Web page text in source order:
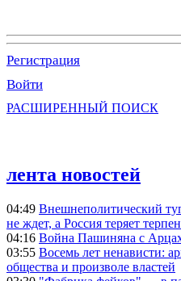
Регистрация
Войти
РАСШИРЕННЫЙ ПОИСК
лента новостей
04:49 Внешнеполитический
не ждет, а Россия теряет
04:16 Война Пашиняна с
03:55 Восемь лет ненависти:
общества и произволе властей